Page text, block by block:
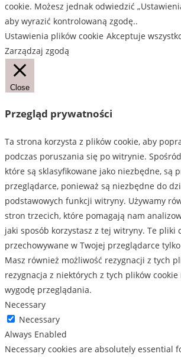
cookie. Możesz jednak odwiedzić
aby wyrazić kontrolowaną zgodę..
Ustawienia plików cookie Akceptuje
Zarządzaj zgodą
Close
Przegląd prywatności
Ta strona korzysta z plików cookie, aby
podczas poruszania się po witrynie.
które są sklasyfikowane jako niezbędne, są
przeglądarce, ponieważ są niezbędne do
podstawowych funkcji witryny. Używamy
stron trzecich, które pomagają nam
jaki sposób korzystasz z tej witryny. Te pliki
przechowywane w Twojej przeglądarce
Masz również możliwość rezygnacji z tych
rezygnacja z niektórych z tych plików cookie
wygodę przeglądania.
Necessary
Necessary
Always Enabled
Necessary cookies are absolutely essential